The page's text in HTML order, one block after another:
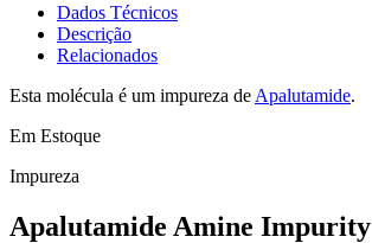
Dados Técnicos
Descrição
Relacionados
Esta molécula é um impureza de Apalutamide.
Em Estoque
Impureza
Apalutamide Amine Impurity